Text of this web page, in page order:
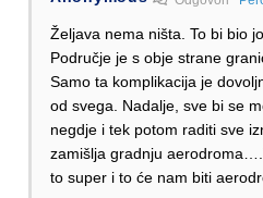
Željava nema ništa. To bi bio
Područje je s obje strane
Samo ta komplikacija je
od svega. Nadalje, sve bi se
negdje i tek potom raditi sve
zamišlja gradnju
to super i to će nam biti